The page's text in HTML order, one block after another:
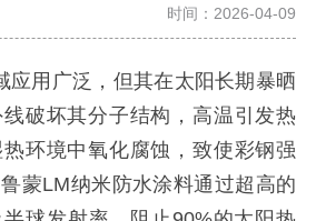
时间：2026-04-09
应用广泛，但其在太阳长期暴晒
破坏其分子结构，高温引发热
环境中氧化腐蚀，致使彩钢强
鲁蒙LM纳米防水涂料通过超高的